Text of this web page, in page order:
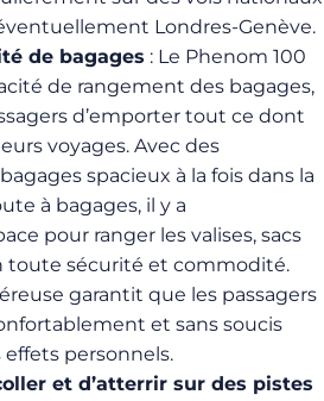
Londres-Genève.
de bagages : Le Phenom 100
de rangement des bagages,
d’emporter tout ce dont
voyages. Avec des
spacieux à la fois dans la
à bagages, il y a
pour ranger les valises, sacs
toute sécurité et commodité.
garantit que les passagers
et sans soucis
effets personnels.
et d’atterrir sur des pistes